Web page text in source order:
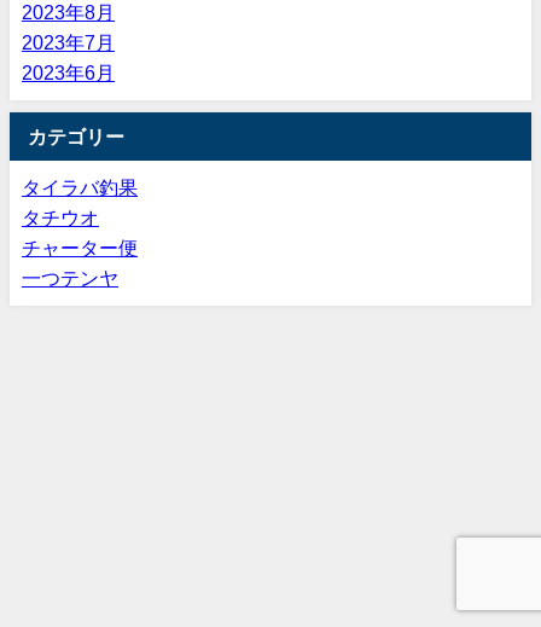
2023年8月
2023年7月
2023年6月
カテゴリー
タイラバ釣果
タチウオ
チャーター便
一つテンヤ